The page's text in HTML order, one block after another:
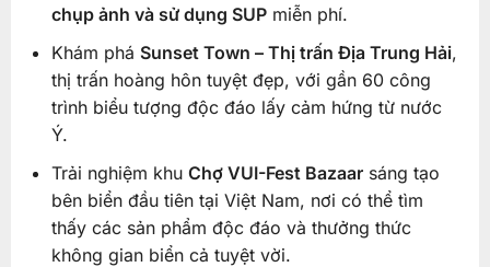
chụp ảnh và sử dụng SUPmiễn phí.
Khám phá Sunset Town – Thị trấn Địa Trung Hải,
thị trấn hoàng hôn tuyệt đẹp, với gần 60 công
trình biểu tượng độc đáo lấy cảm hứng từ nước
Ý.
Trải nghiệm khu Chợ VUI-Fest Bazaarsáng tạo
bên biển đầu tiên tại Việt Nam, nơi có thể tìm
thấy các sản phẩm độc đáo và thưởng thức
không gian biển cả tuyệt vời.